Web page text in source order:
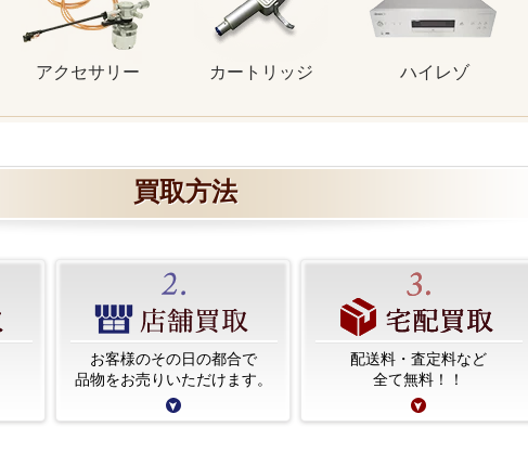
アクセサリー カートリッジ ハイレゾ
買取方法
お客様のその日の都合で
品物をお売りいただけます。
配送料・査定料など
全て無料！！